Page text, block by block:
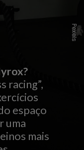
racing”,
espaço
uma
mais
Pexels